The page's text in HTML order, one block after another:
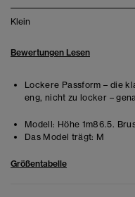
Klein
Bewertungen Lesen
Lockere Passform – die
eng, nicht zu locker –
Modell: Höhe 1m86.5.
Das Model trägt: M
Größentabelle